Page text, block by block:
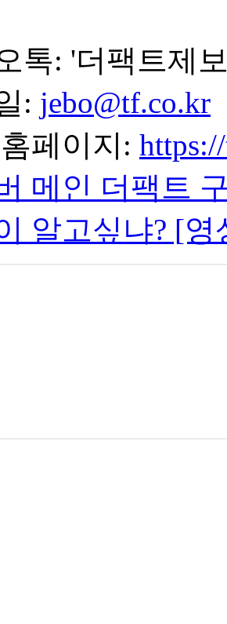
톡: '더팩트제
: jebo@tf.co.kr
페이지:
메인 더팩트
알고싶냐? [